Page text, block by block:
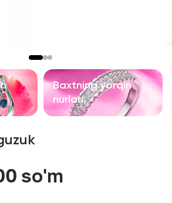
Baxtning yorqin
nurlari
so'm